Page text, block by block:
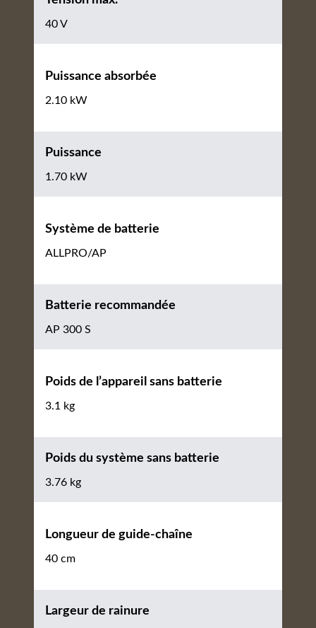
40 V
Puissance absorbée
2.10 kW
Puissance
1.70 kW
Système de batterie
ALLPRO/AP
Batterie recommandée
AP 300 S
Poids de l’appareil sans batterie
3.1 kg
Poids du système sans batterie
3.76 kg
Longueur de guide-chaîne
40 cm
Largeur de rainure